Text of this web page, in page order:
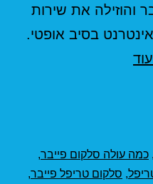
והוזילה את שירות
בסיב אופטי.
סלקום
, כמה עולה סלקום פייבר,
, סלקום טריפל פייבר,